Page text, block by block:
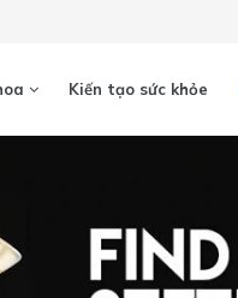
Kiến tạo sức khỏe